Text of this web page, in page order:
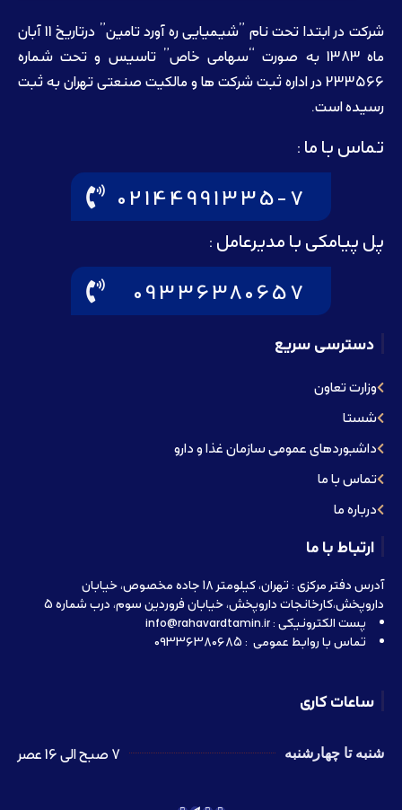
شرکت در ابتدا تحت نام ”شیمیایی ره آورد تامين” درتاريخ 11 آبان
ماه 1383 به صورت “سهامی خاص” تاسيس و تحت شماره
233566 در اداره ثبت شرکت ها و مالکيت صنعتی تهران به ثبت
رسيده است.
تماس با ما :
02144991335-7
پل پیامکی با مدیرعامل :
09336380657
دسترسی سریع
وزارت تعاون
شستا
داشبوردهای عمومی سازمان غذا و دارو
تماس با ما
درباره ما
ارتباط با ما
آدرس دفتر مرکزی : تهران، کیلومتر 18 جاده مخصوص، خیابان
داروپخش،کارخانجات داروپخش، خیابان فروردین سوم، درب شماره 5
پست الکترونیکی : info@rahavardtamin.ir
تماس با روابط عمومی : 09336380685
ساعات کاری
شنبه تا چهارشنبه 7 صبح الی 16 عصر